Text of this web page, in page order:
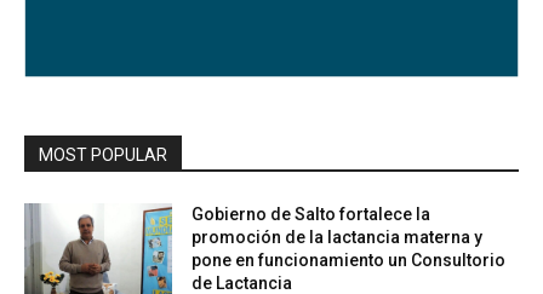
MOST POPULAR
Gobierno de Salto fortalece la
promoción de la lactancia materna y
pone en funcionamiento un Consultorio
de Lactancia